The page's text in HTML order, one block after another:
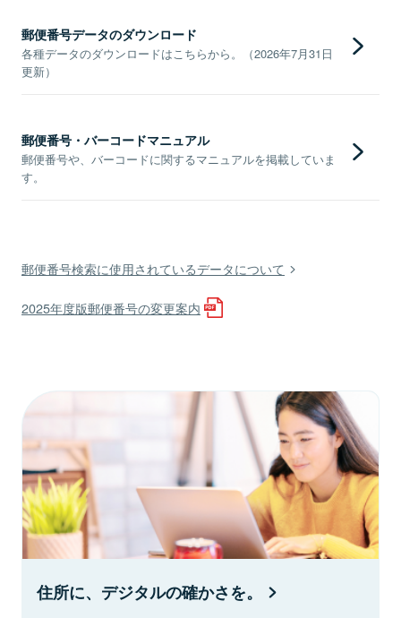
郵便番号データのダウンロード
各種データのダウンロードはこちらから。（2026年7月31日
更新）
郵便番号・バーコードマニュアル
郵便番号や、バーコードに関するマニュアルを掲載していま
す。
郵便番号検索に使用されているデータについて
2025年度版郵便番号の変更案内
住所に、デジタルの確かさを。